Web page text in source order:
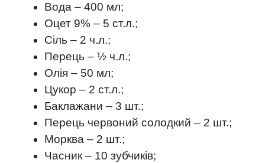
Вода – 400 мл;
Оцет 9% – 5 ст.л.;
Сіль – 2 ч.л.;
Перець – ½ ч.л.;
Олія – ​​50 мл;
Цукор – 2 ст.л.;
Баклажани – 3 шт.;
Перець червоний солодкий – 2 шт.;
Морква – 2 шт.;
Часник – 10 зубчиків;